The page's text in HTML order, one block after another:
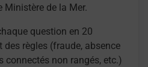
Ministère de la Mer.
question en 20
des règles (fraude, absence
connectés non rangés, etc.)